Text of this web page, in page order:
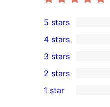
1
5-
star
review
5 stars
4-
star
reviews
4 stars
0
3-
star
3 stars
2-
2 stars
1 star